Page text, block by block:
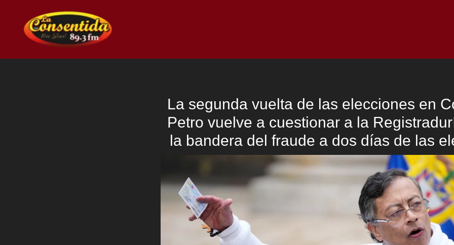
contenido
La segunda vuelta de las elecciones en
Petro vuelve a cuestionar a la
la bandera del fraude a dos días de las